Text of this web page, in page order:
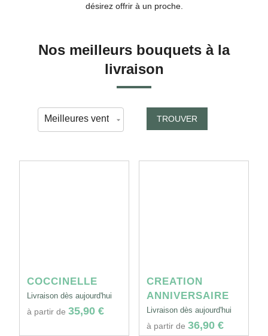
désirez offrir à un proche.
Nos meilleurs bouquets à la
livraison
TROUVER
COCCINELLE
Livraison dès aujourd'hui
à partir de 35,90 €
CREATION
ANNIVERSAIRE
Livraison dès aujourd'hui
à partir de 36,90 €